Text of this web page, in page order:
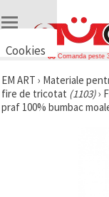
Cookies
vrem să vă
oferim
câteva
Comanda peste
EM ART › Materiale
fire de tricotat (1103)›
praf 100% bumbac